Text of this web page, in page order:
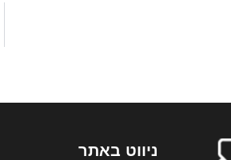
ניווט באתר